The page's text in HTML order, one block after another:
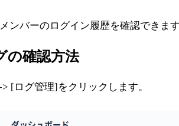
ンバーのログイン履歴を確認できま
の確認方法
[ログ管理]をクリックします。